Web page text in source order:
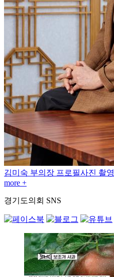
김미숙 부의장 프로필사진 촬영
more +
경기도의회 SNS